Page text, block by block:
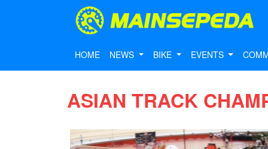
HOME NEWS BIKE EVENTS
ASIAN TRACK